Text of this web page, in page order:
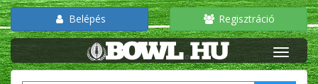
Belépés Regisztráció